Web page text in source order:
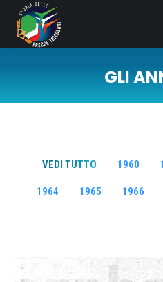
GLI
VEDI TUTTO 1960
1964 1965 1966